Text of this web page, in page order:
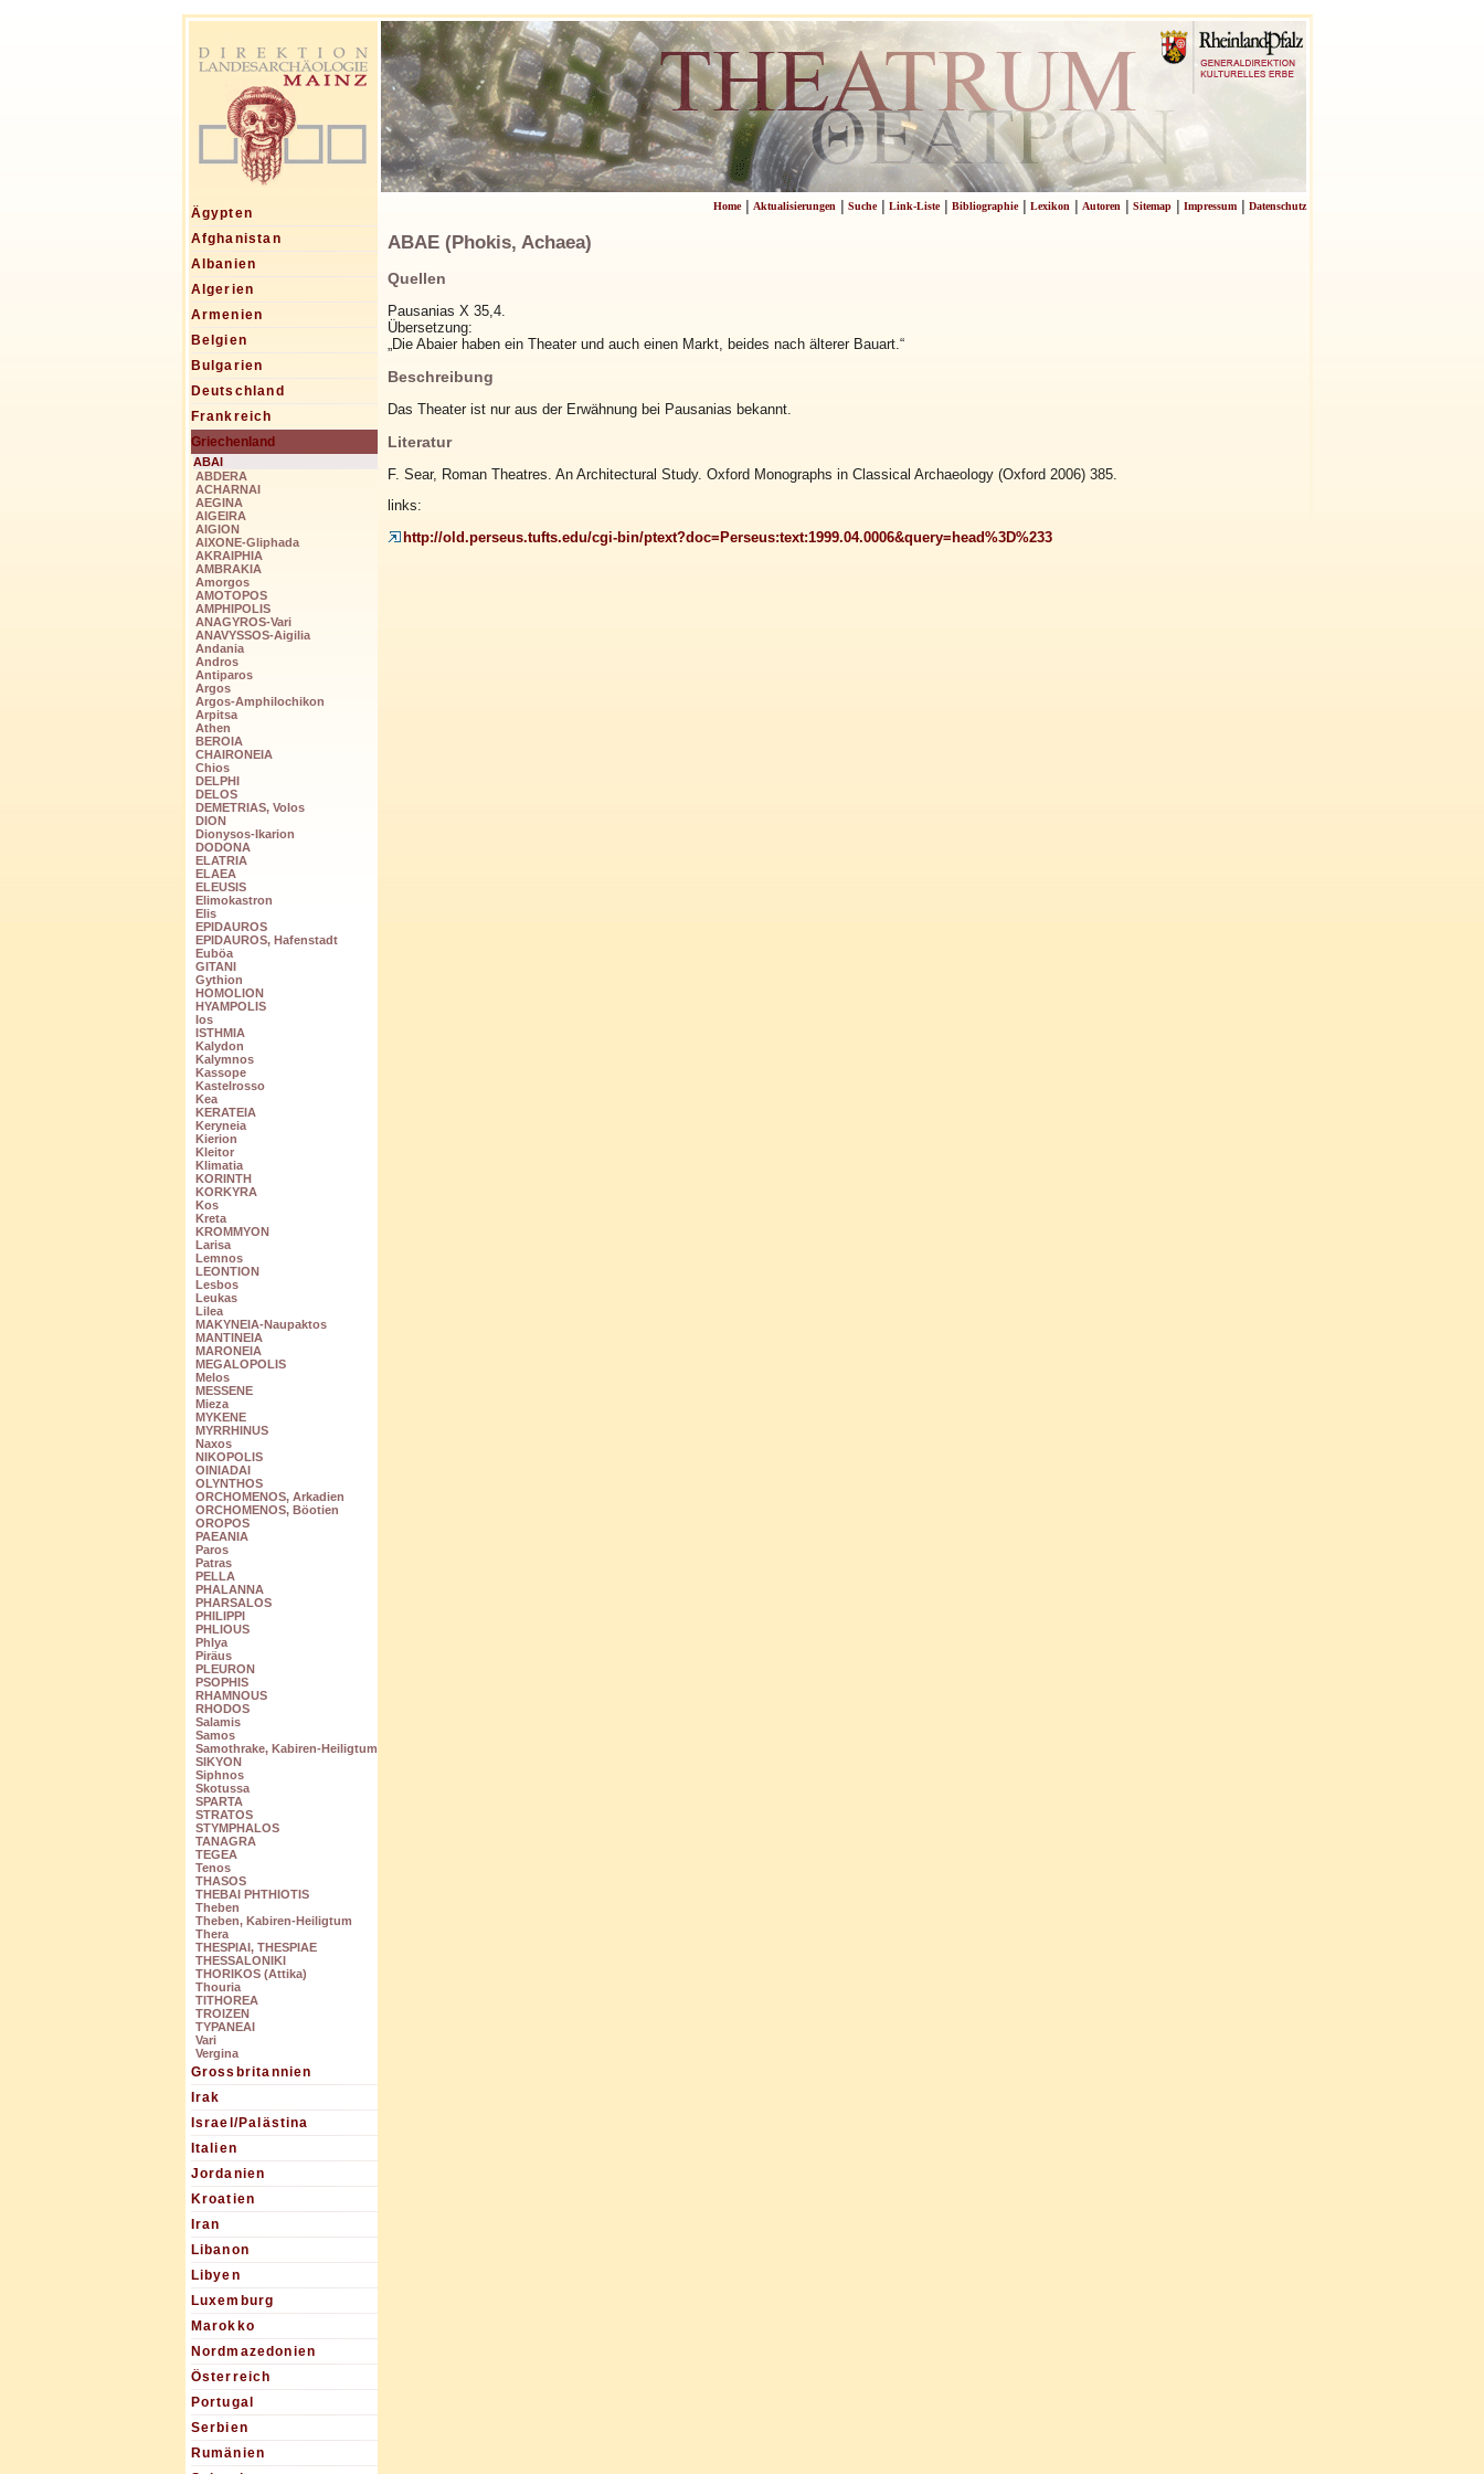
Ägypten
Afghanistan
Albanien
Algerien
Armenien
Belgien
Bulgarien
Deutschland
Frankreich
Griechenland
ABAI
ABDERA
ACHARNAI
AEGINA
AIGEIRA
AIGION
AIXONE-Gliphada
AKRAIPHIA
AMBRAKIA
Amorgos
AMOTOPOS
AMPHIPOLIS
ANAGYROS-Vari
ANAVYSSOS-Aigilia
Andania
Andros
Antiparos
Argos
Argos-Amphilochikon
Arpitsa
Athen
BEROIA
CHAIRONEIA
Chios
DELPHI
DELOS
DEMETRIAS, Volos
DION
Dionysos-Ikarion
DODONA
ELATRIA
ELAEA
ELEUSIS
Elimokastron
Elis
EPIDAUROS
EPIDAUROS, Hafenstadt
Euböa
GITANI
Gythion
HOMOLION
HYAMPOLIS
Ios
ISTHMIA
Kalydon
Kalymnos
Kassope
Kastelrosso
Kea
KERATEIA
Keryneia
Kierion
Kleitor
Klimatia
KORINTH
KORKYRA
Kos
Kreta
KROMMYON
Larisa
Lemnos
LEONTION
Lesbos
Leukas
Lilea
MAKYNEIA-Naupaktos
MANTINEIA
MARONEIA
MEGALOPOLIS
Melos
MESSENE
Mieza
MYKENE
MYRRHINUS
Naxos
NIKOPOLIS
OINIADAI
OLYNTHOS
ORCHOMENOS, Arkadien
ORCHOMENOS, Böotien
OROPOS
PAEANIA
Paros
Patras
PELLA
PHALANNA
PHARSALOS
PHILIPPI
PHLIOUS
Phlya
Piräus
PLEURON
PSOPHIS
RHAMNOUS
RHODOS
Salamis
Samos
Samothrake, Kabiren-Heiligtum
SIKYON
Siphnos
Skotussa
SPARTA
STRATOS
STYMPHALOS
TANAGRA
TEGEA
Tenos
THASOS
THEBAI PHTHIOTIS
Theben
Theben, Kabiren-Heiligtum
Thera
THESPIAI, THESPIAE
THESSALONIKI
THORIKOS (Attika)
Thouria
TITHOREA
TROIZEN
TYPANEAI
Vari
Vergina
Grossbritannien
Irak
Israel/Palästina
Italien
Jordanien
Kroatien
Iran
Libanon
Libyen
Luxemburg
Marokko
Nordmazedonien
Österreich
Portugal
Serbien
Rumänien
Home| Aktualisierungen| Suche| Link-Liste| Bibliographie| Lexikon| Autoren| Sitemap| Impressum| Datenschutz
ABAE (Phokis, Achaea)
Quellen
Pausanias X 35,4.
Übersetzung:
„Die Abaier haben ein Theater und auch einen Markt, beides nach älterer Bauart.“
Beschreibung
Das Theater ist nur aus der Erwähnung bei Pausanias bekannt.
Literatur
F. Sear, Roman Theatres. An Architectural Study. Oxford Monographs in Classical Archaeology (Oxford 2006) 385.
links:
http://old.perseus.tufts.edu/cgi-bin/ptext?doc=Perseus:text:1999.04.0006&query=head%3D%233